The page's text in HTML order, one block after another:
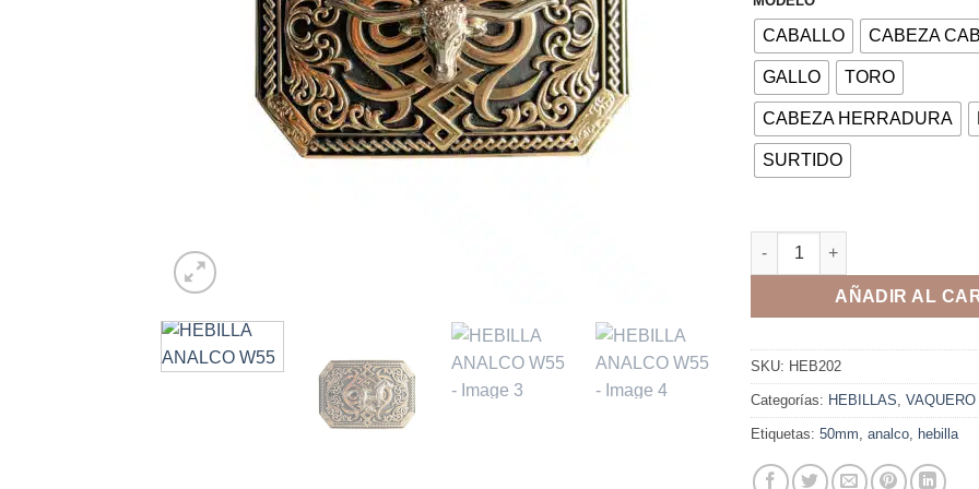
CABALLO CABEZA
GALLO TORO
CABEZA HERRADURA
SURTIDO
HEBILLA ANALCO W55
AÑADIR AL
SKU: HEB202
Categorías: HEBILLAS VAQUERO
Etiquetas: 50mm analco hebilla